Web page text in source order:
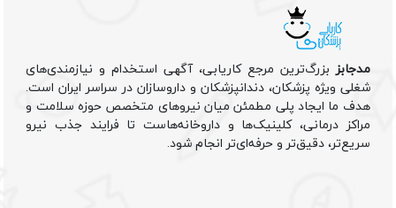
مدجابزبزرگ‌ترین مرجع کاریابی، آگهی استخدام و نیازمندی‌های
شغلی ویژه پزشکان، دندانپزشکان و داروسازان در سراسر ایران است.
هدف ما ایجاد پلی مطمئن میان نیروهای متخصص حوزه سلامت و
مراکز درمانی، کلینیک‌ها و داروخانه‌هاست تا فرایند جذب نیرو
سریع‌تر، دقیق‌تر و حرفه‌ای‌تر انجام شود.